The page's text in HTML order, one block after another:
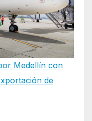
Medellín con
de